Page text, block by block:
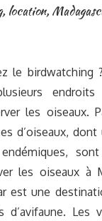
, location,
le birdwatching
endroits
les oiseaux.
d’oiseaux, dont
endémiques,
les oiseaux à
est une
d’avifaune. Les